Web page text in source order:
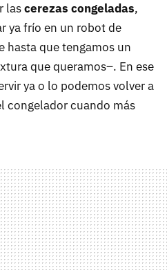
lascerezas congeladas,
ya frío en un robot de
hasta que tengamos un
que queramos–. En ese
ya o lo podemos volver a
congelador cuando más